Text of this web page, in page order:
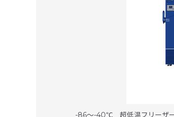
-86～-40℃ 超低温フリーザ